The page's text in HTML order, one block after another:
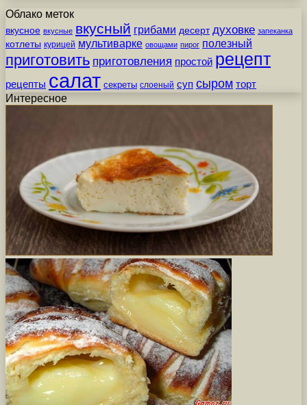
Облако меток
вкусное вкусные вкусный грибами десерт духовке запеканка
котлеты курицей мультиварке овощами пирог полезный
приготовить приготовления простой рецепт
рецепты салат секреты слоеный суп сыром торт
Интересное